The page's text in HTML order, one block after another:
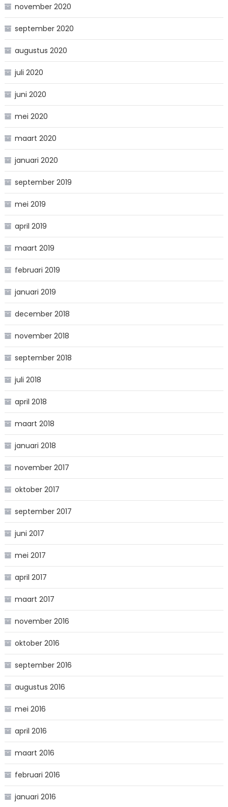
november 2020
september 2020
augustus 2020
juli 2020
juni 2020
mei 2020
maart 2020
januari 2020
september 2019
mei 2019
april 2019
maart 2019
februari 2019
januari 2019
december 2018
november 2018
september 2018
juli 2018
april 2018
maart 2018
januari 2018
november 2017
oktober 2017
september 2017
juni 2017
mei 2017
april 2017
maart 2017
november 2016
oktober 2016
september 2016
augustus 2016
mei 2016
april 2016
maart 2016
februari 2016
januari 2016